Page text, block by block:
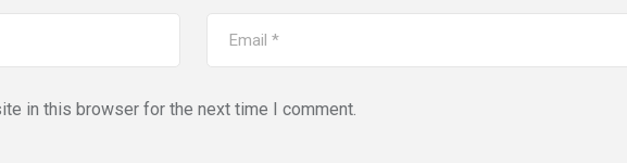
in this browser for the next time I comment.